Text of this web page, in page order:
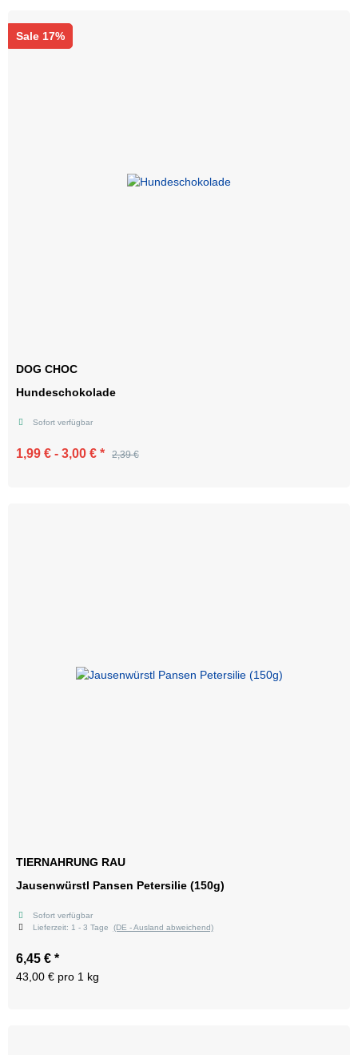
Sale 17%
DOG CHOC
Hundeschokolade
Sofort verfügbar
1,99 € - 3,00 € * 2,39 €
TIERNAHRUNG RAU
Jausenwürstl Pansen Petersilie (150g)
Sofort verfügbar
Lieferzeit: 1 - 3 Tage (DE - Ausland abweichend)
6,45 € *
43,00 € pro 1 kg